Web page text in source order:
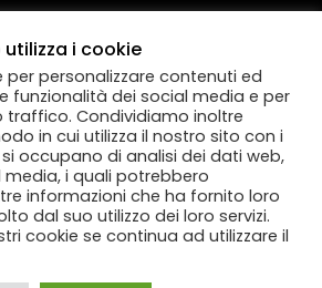
– Cartotecnica TI.CI srl © Tutti i
diritti riservati
– 73040 Aradeo (Lecce) – P.IVA:
IT04593130752
Policy
i cookie
per personalizzare contenuti ed
funzionalità dei social media e per
traffico. Condividiamo inoltre
in cui utilizza il nostro sito con i
occupano di analisi dei dati web,
i quali potrebbero
informazioni che ha fornito loro
dal suo utilizzo dei loro servizi.
cookie se continua ad utilizzare il